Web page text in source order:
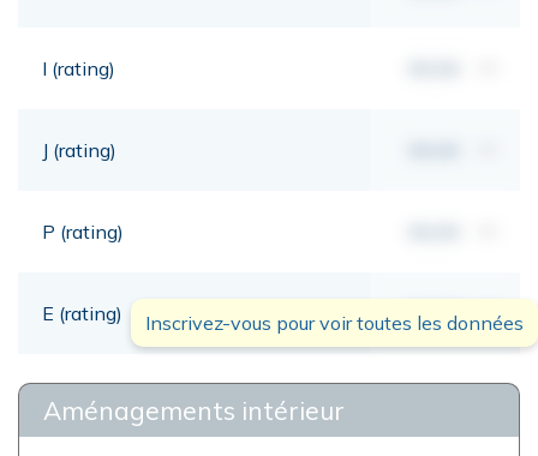
I (rating)
J (rating)
P (rating)
E (rating) 00,00
Inscrivez-vous pour voir toutes les données
Aménagements intérieur